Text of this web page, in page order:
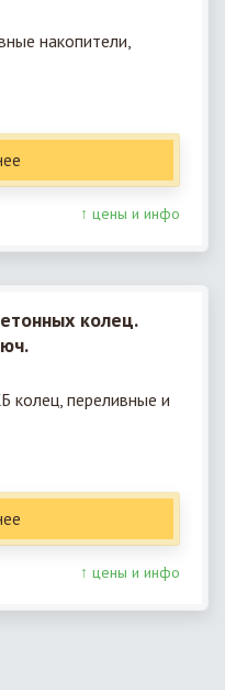
накопители,
↑ цены и инфо
колец.
колец, переливные и
↑ цены и инфо